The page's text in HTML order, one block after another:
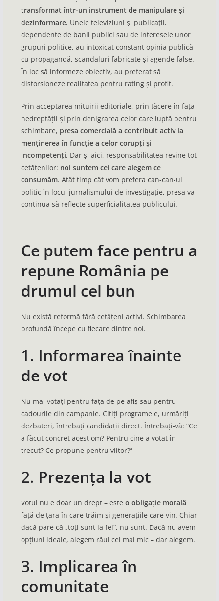
transformat într-un instrument de manipulare și
dezinformare. Unele televiziuni și publicații,
dependente de banii publici sau de interesele unor
grupuri politice, au intoxicat constant opinia publică
cu propagandă, scandaluri fabricate și agende false.
În loc să informeze obiectiv, au preferat să
distorsioneze realitatea pentru rating și profit.
Prin acceptarea mituirii editoriale, prin tăcere în fața
nedreptății și prin denigrarea celor care luptă pentru
schimbare, presa comercială a contribuit activ la
menținerea în funcție a celor corupți și
incompetenți. Dar și aici, responsabilitatea revine tot
cetățenilor: noi suntem cei care alegem ce
consumăm. Atât timp cât vom prefera can-can-ul
politic în locul jurnalismului de investigație, presa va
continua să reflecte superficialitatea publicului.
Ce putem face pentru a
repune România pe
drumul cel bun
Nu există reformă fără cetățeni activi. Schimbarea
profundă începe cu fiecare dintre noi.
1. Informarea înainte
de vot
Nu mai votați pentru fața de pe afiș sau pentru
cadourile din campanie. Citiți programele, urmăriți
dezbateri, întrebați candidații direct. Întrebați-vă: “Ce
a făcut concret acest om? Pentru cine a votat în
trecut? Ce propune pentru viitor?”
2. Prezența la vot
Votul nu e doar un drept – este o obligație morală
față de țara în care trăim și generațiile care vin. Chiar
dacă pare că „toți sunt la fel”, nu sunt. Dacă nu avem
opțiuni ideale, alegem răul cel mai mic – dar alegem.
3. Implicarea în
comunitate